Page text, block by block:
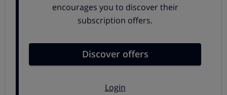
comercializadoras, las designadas como “de
la fórmula de cálculo, pero aunque sigue siendo una
tarifa variable, su funcionamiento es transparente,